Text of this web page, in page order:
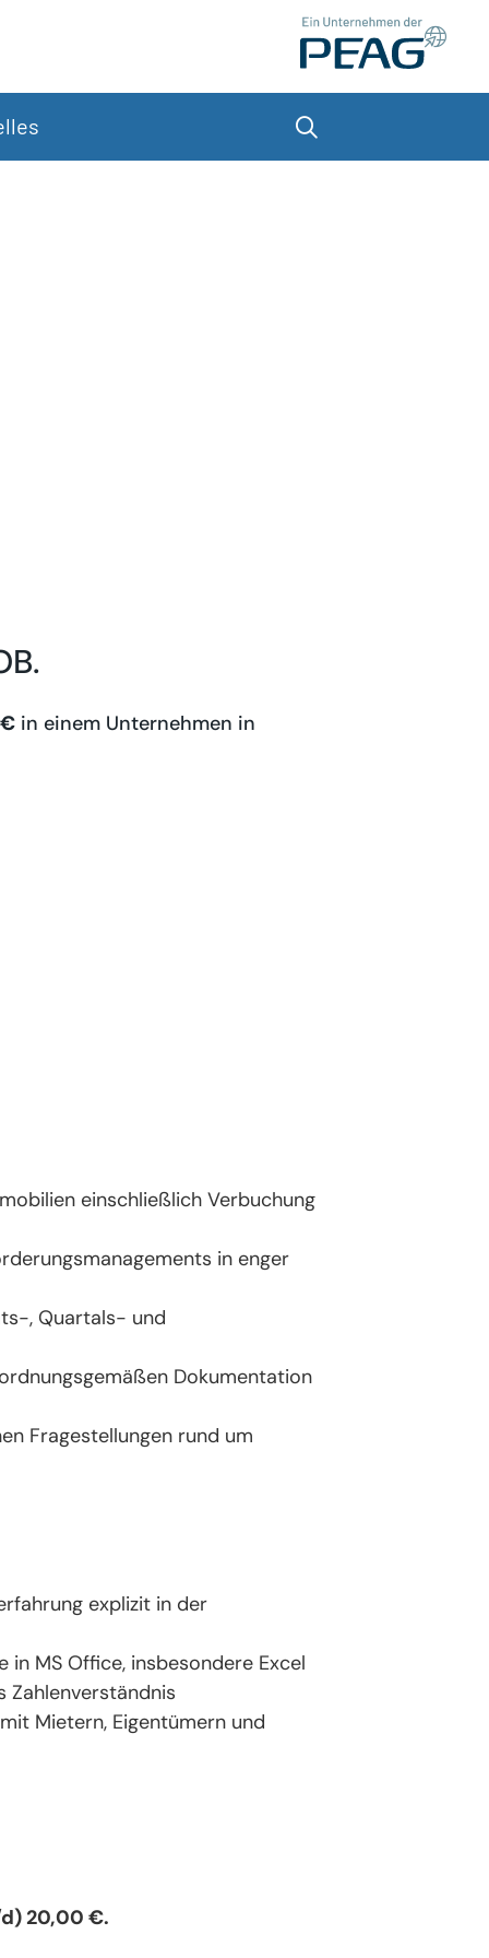
in einem Unternehmen in
einschließlich Verbuchung
in enger
, Quartals- und
Dokumentation
Fragestellungen rund um
explizit in der
MS Office, insbesondere Excel
Mietern, Eigentümern und
20,00 €.